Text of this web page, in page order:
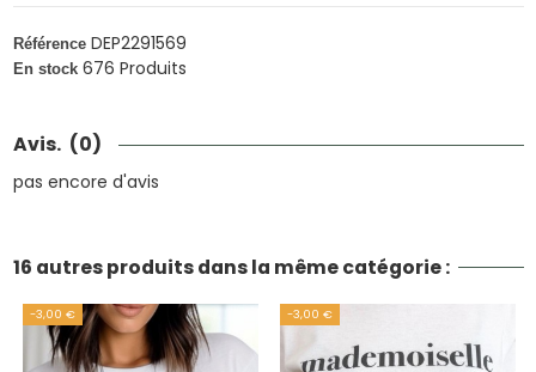
Référence DEP2291569
En stock 676 Produits
Avis. (0)
pas encore d'avis
16 autres produits dans la même catégorie :
-3,00 € -3,00 €